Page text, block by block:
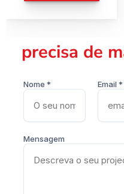
precisa de
Nome * Email *
Mensagem